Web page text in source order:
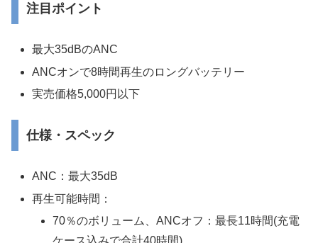
注目ポイント
最大35dBのANC
ANCオンで8時間再生のロングバッテリー
実売価格5,000円以下
仕様・スペック
ANC：最大35dB
再生可能時間：
70％のボリューム、ANCオフ：最長11時間(充電
ケース込みで合計40時間)